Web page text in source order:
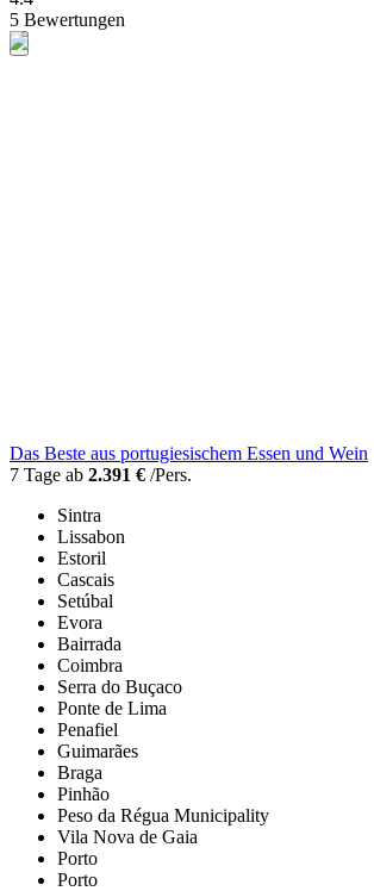
5 Bewertungen
Das Beste aus portugiesischem Essen und Wein
7 Tage ab 2.391 € /Pers.
Sintra
Lissabon
Estoril
Cascais
Setúbal
Evora
Bairrada
Coimbra
Serra do Buçaco
Ponte de Lima
Penafiel
Guimarães
Braga
Pinhão
Peso da Régua Municipality
Vila Nova de Gaia
Porto
Porto